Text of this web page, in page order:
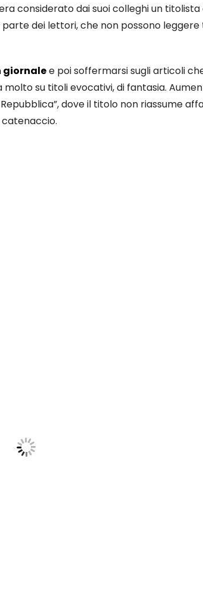
considerato dai suoi colleghi un
dei lettori, che non possono
giornalee poi soffermarsi sugli articoli
su titoli evocativi, di fantasia.
dove il titolo non riassume